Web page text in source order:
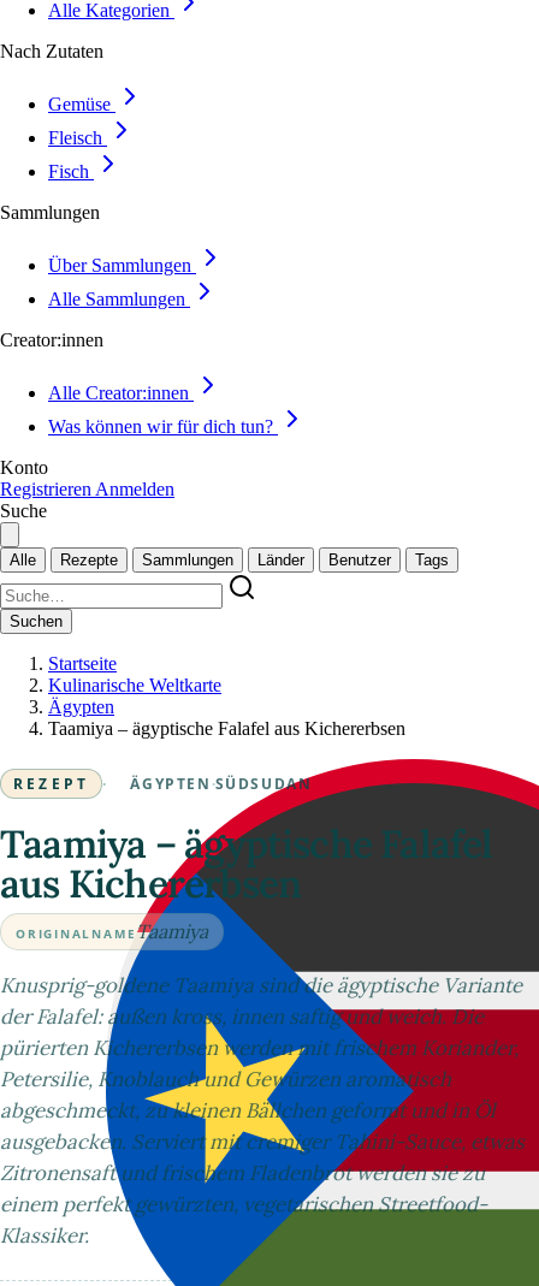
Alle Kategorien
Nach Zutaten
Gemüse
Fleisch
Fisch
Sammlungen
Über Sammlungen
Alle Sammlungen
Creator:innen
Alle Creator:innen
Was können wir für dich tun?
Konto
Registrieren Anmelden
Suche
Alle Rezepte Sammlungen Länder Benutzer Tags
Suchen
Startseite
Kulinarische Weltkarte
Ägypten
Taamiya – ägyptische Falafel aus Kichererbsen
REZEPT · ÄGYPTEN ·SÜDSUDAN
Taamiya – ägyptische Falafel
aus Kichererbsen
ORIGINALNAME Taamiya
Knusprig-goldene Taamiya sind die ägyptische Variante
der Falafel: außen kross, innen saftig und weich. Die
pürierten Kichererbsen werden mit frischem Koriander,
Petersilie, Knoblauch und Gewürzen aromatisch
abgeschmeckt, zu kleinen Bällchen geformt und in Öl
ausgebacken. Serviert mit cremiger Tahini-Sauce, etwas
Zitronensaft und frischem Fladenbrot werden sie zu
einem perfekt gewürzten, vegetarischen Streetfood-
Klassiker.